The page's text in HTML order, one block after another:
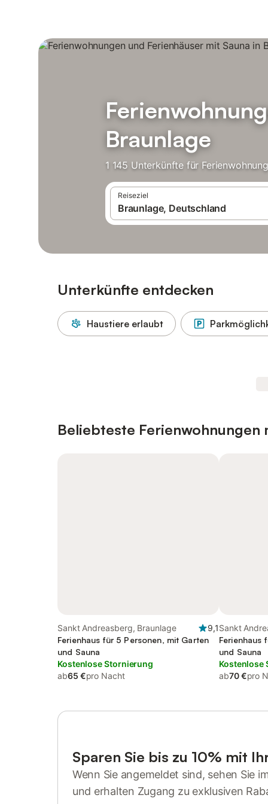
Braunlage
1 145 Unterkünfte für
Reiseziel
Unterkünfte entdecken
Haustiere erlaubt
Beliebteste Ferienwohnungen
Sankt Andreasberg, Braunlage
9,1
Ferienhaus für 5 Personen, mit Garten
und Sauna
Kostenlose Stornierung
ab65 €pro Nacht
Sankt
Ferienhaus
und Sauna
Kostenlose
ab70 €pro
Sparen Sie bis zu 10% mit
Wenn Sie angemeldet sind, sehen Sie
und erhalten Zugang zu exklusiven